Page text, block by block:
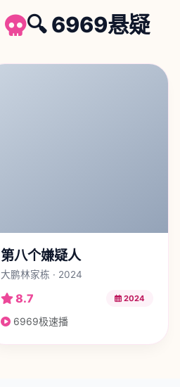
🔍 6969悬疑
第八个嫌疑人
大鹏林家栋 · 2024
8.7 2024
6969极速播